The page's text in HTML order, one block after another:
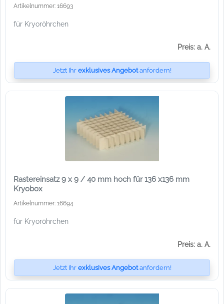
Artikelnummer: 16693
für Kryoröhrchen
Preis: a. A.
Jetzt Ihr exklusives Angebotanfordern!
Rastereinsatz 9 x 9 / 40 mm hoch für 136 x136 mm
Kryobox
Artikelnummer: 16694
für Kryoröhrchen
Preis: a. A.
Jetzt Ihr exklusives Angebotanfordern!